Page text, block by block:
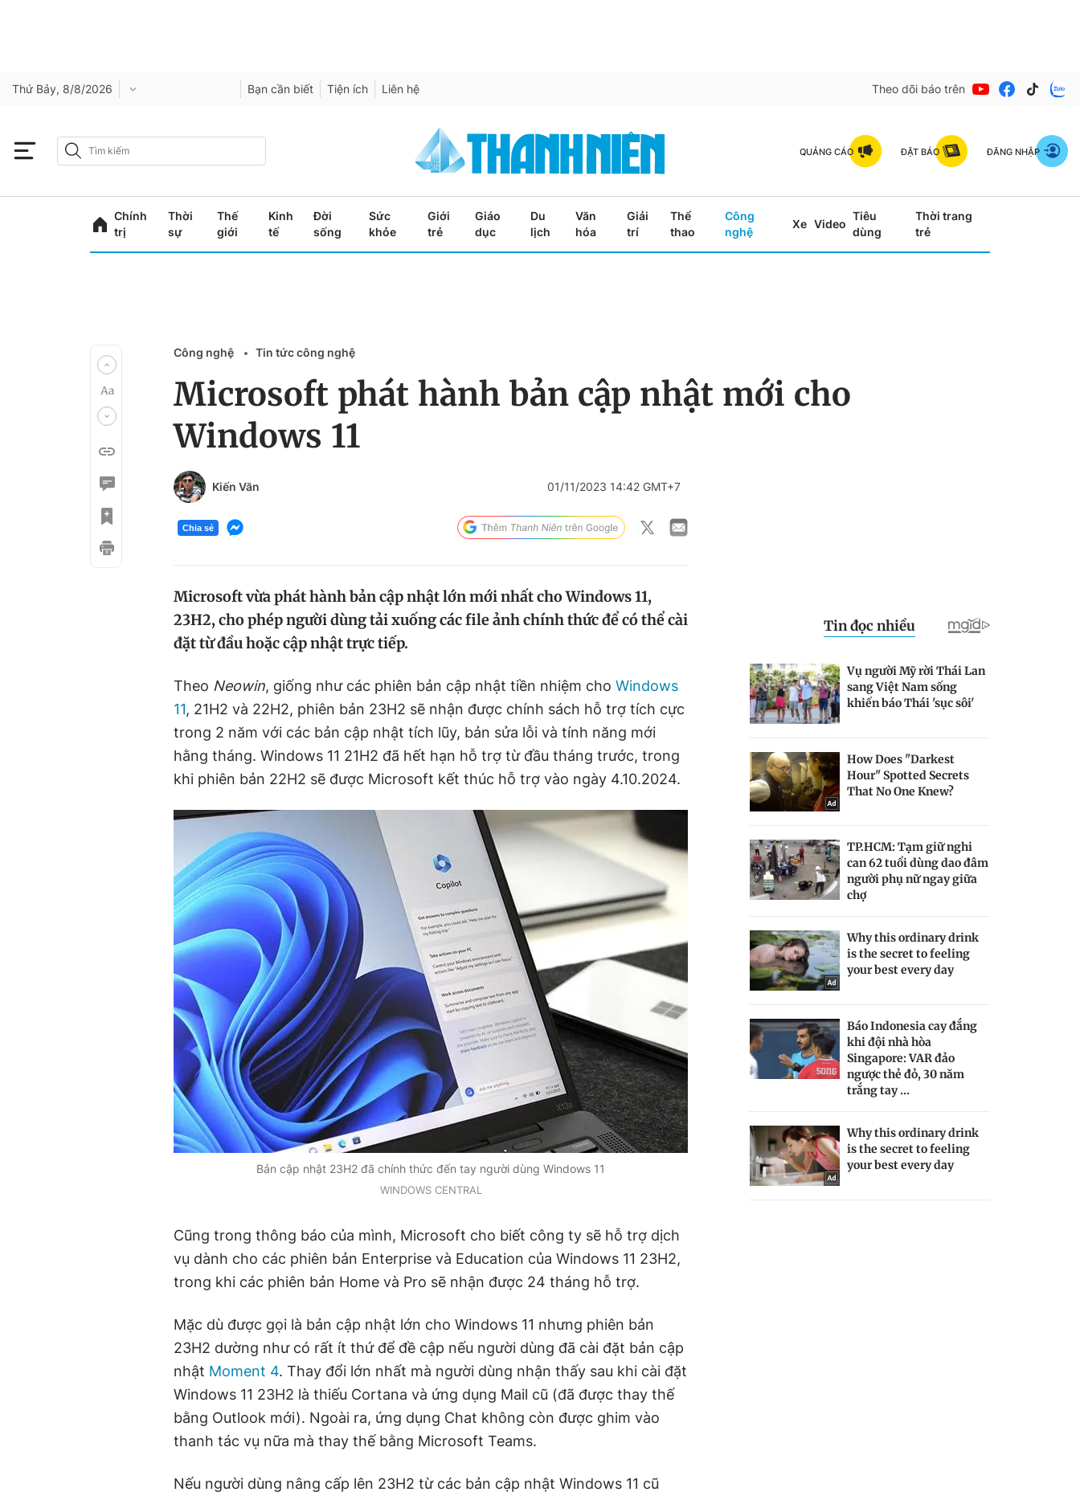
Thứ Bảy, 8/8/2026 Bạn cần biết Tiện ích Liên hệ Theo dõi báo trên
QUẢNG CÁO ĐẶT BÁO ĐĂNG NHẬP
Chính
trị
Thời
sự
Thế
giới
Kinh
tế
Đời
sống
Sức
khỏe
Giới
trẻ
Giáo
dục
Du
lịch
Văn
hóa
Giải
trí
Thể
thao
Công
nghệ
Xe Video
Tiêu
dùng
Thời trang
trẻ
Công nghệ Tin tức công nghệ
Microsoft phát hành bản cập nhật mới cho
Windows 11
Kiến Văn 01/11/2023 14:42 GMT+7
Chia sẻ
Microsoft vừa phát hành bản cập nhật lớn mới nhất cho Windows 11,
23H2, cho phép người dùng tải xuống các file ảnh chính thức để có thể cài
đặt từ đầu hoặc cập nhật trực tiếp.
Theo Neowin, giống như các phiên bản cập nhật tiền nhiệm cho Windows
11, 21H2 và 22H2, phiên bản 23H2 sẽ nhận được chính sách hỗ trợ tích cực
trong 2 năm với các bản cập nhật tích lũy, bản sửa lỗi và tính năng mới
hằng tháng. Windows 11 21H2 đã hết hạn hỗ trợ từ đầu tháng trước, trong
khi phiên bản 22H2 sẽ được Microsoft kết thúc hỗ trợ vào ngày 4.10.2024.
Bản cập nhật 23H2 đã chính thức đến tay người dùng Windows 11
WINDOWS CENTRAL
Cũng trong thông báo của mình, Microsoft cho biết công ty sẽ hỗ trợ dịch
vụ dành cho các phiên bản Enterprise và Education của Windows 11 23H2,
trong khi các phiên bản Home và Pro sẽ nhận được 24 tháng hỗ trợ.
Mặc dù được gọi là bản cập nhật lớn cho Windows 11 nhưng phiên bản
23H2 dường như có rất ít thứ để đề cập nếu người dùng đã cài đặt bản cập
nhật Moment 4. Thay đổi lớn nhất mà người dùng nhận thấy sau khi cài đặt
Windows 11 23H2 là thiếu Cortana và ứng dụng Mail cũ (đã được thay thế
bằng Outlook mới). Ngoài ra, ứng dụng Chat không còn được ghim vào
thanh tác vụ nữa mà thay thế bằng Microsoft Teams.
Nếu người dùng nâng cấp lên 23H2 từ các bản cập nhật Windows 11 cũ